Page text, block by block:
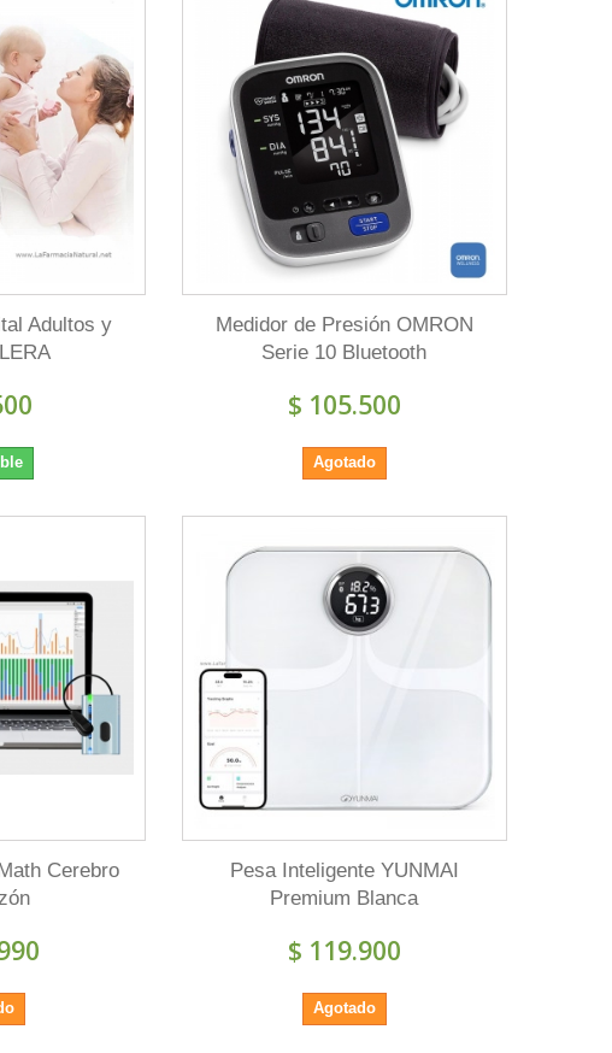
Adultos y
Medidor de Presión OMRON
Serie 10 Bluetooth
$ 105.500
Agotado
Cerebro
Pesa Inteligente YUNMAI
Premium Blanca
$ 119.900
Agotado